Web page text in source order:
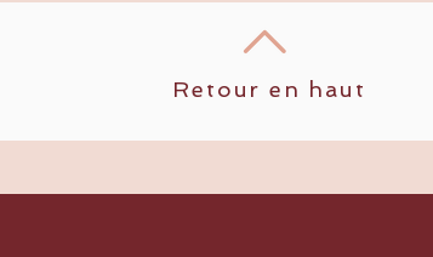
Retour en haut